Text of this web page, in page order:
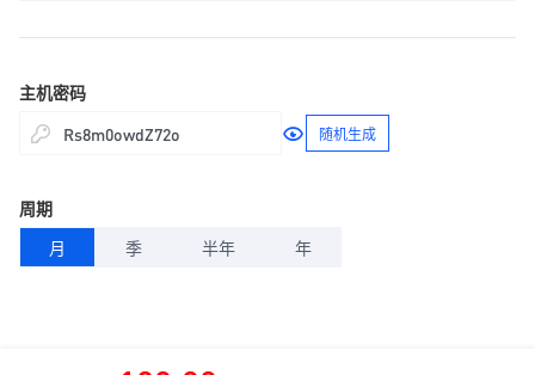
主机密码
随机生成
周期
月
季 半年 年